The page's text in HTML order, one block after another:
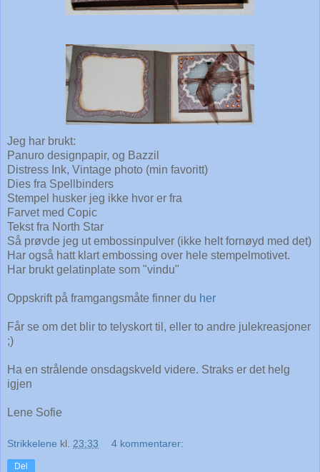
Jeg har brukt:
Panuro designpapir, og Bazzil
Distress Ink, Vintage photo (min favoritt)
Dies fra Spellbinders
Stempel husker jeg ikke hvor er fra
Farvet med Copic
Tekst fra North Star
Så prøvde jeg ut embossinpulver (ikke helt fornøyd med det)
Har også hatt klart embossing over hele stempelmotivet.
Har brukt gelatinplate som "vindu"
Oppskrift på framgangsmåte finner du her
Får se om det blir to telyskort til, eller to andre julekreasjoner
;)
Ha en strålende onsdagskveld videre. Straks er det helg
igjen
Lene Sofie
Strikkelene kl. 23:33 4 kommentarer:
Del